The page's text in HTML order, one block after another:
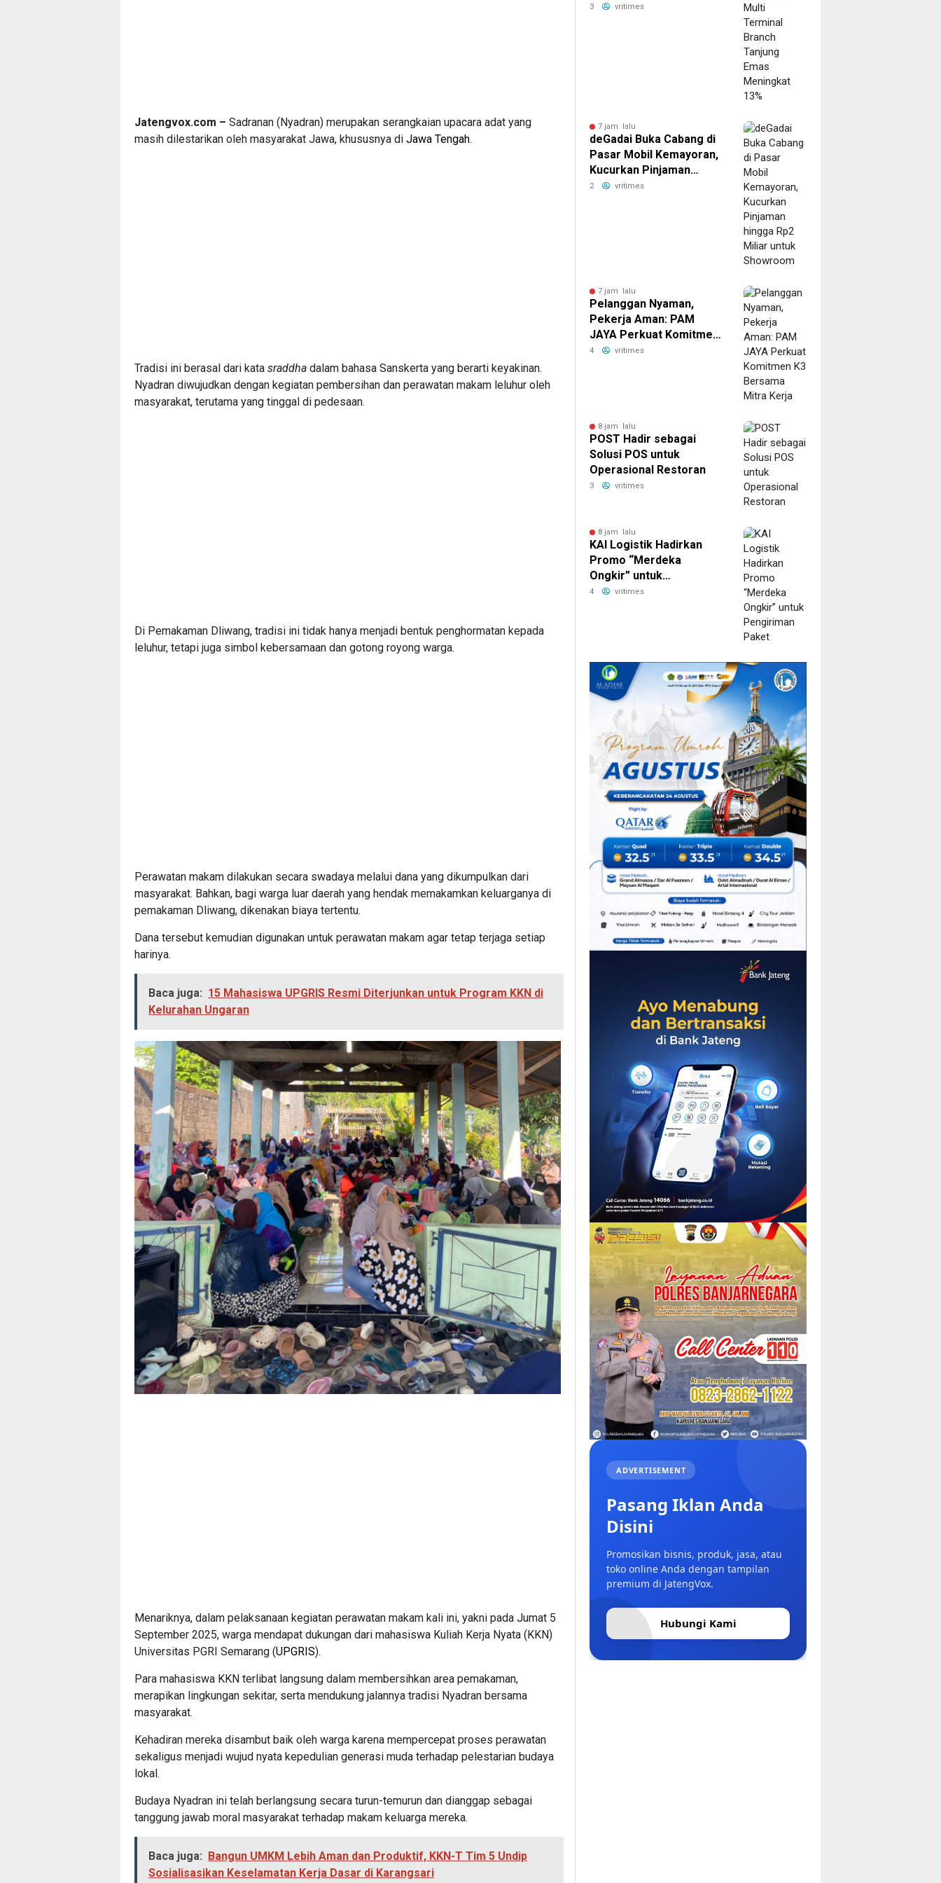
Jatengvox.com – Sadranan (Nyadran) merupakan serangkaian upacara adat yang
masih dilestarikan oleh masyarakat Jawa, khususnya di Jawa Tengah.
Tradisi ini berasal dari kata sraddha dalam bahasa Sanskerta yang berarti keyakinan.
Nyadran diwujudkan dengan kegiatan pembersihan dan perawatan makam leluhur oleh
masyarakat, terutama yang tinggal di pedesaan.
Di Pemakaman Dliwang, tradisi ini tidak hanya menjadi bentuk penghormatan kepada
leluhur, tetapi juga simbol kebersamaan dan gotong royong warga.
Perawatan makam dilakukan secara swadaya melalui dana yang dikumpulkan dari
masyarakat. Bahkan, bagi warga luar daerah yang hendak memakamkan keluarganya di
pemakaman Dliwang, dikenakan biaya tertentu.
Dana tersebut kemudian digunakan untuk perawatan makam agar tetap terjaga setiap
harinya.
Baca juga: 15 Mahasiswa UPGRIS Resmi Diterjunkan untuk Program KKN di
Kelurahan Ungaran
Menariknya, dalam pelaksanaan kegiatan perawatan makam kali ini, yakni pada Jumat 5
September 2025, warga mendapat dukungan dari mahasiswa Kuliah Kerja Nyata (KKN)
Universitas PGRI Semarang (UPGRIS).
Para mahasiswa KKN terlibat langsung dalam membersihkan area pemakaman,
merapikan lingkungan sekitar, serta mendukung jalannya tradisi Nyadran bersama
masyarakat.
Kehadiran mereka disambut baik oleh warga karena mempercepat proses perawatan
sekaligus menjadi wujud nyata kepedulian generasi muda terhadap pelestarian budaya
lokal.
Budaya Nyadran ini telah berlangsung secara turun-temurun dan dianggap sebagai
tanggung jawab moral masyarakat terhadap makam keluarga mereka.
Baca juga: Bangun UMKM Lebih Aman dan Produktif, KKN-T Tim 5 Undip
Sosialisasikan Keselamatan Kerja Dasar di Karangsari
Tanjung Emas Meningkat
3 vritimes
7 jam lalu
deGadai Buka Cabang di
Pasar Mobil Kemayoran,
Kucurkan Pinjaman
hingga Rp2 Miliar untuk
2 vritimes
7 jam lalu
Pelanggan Nyaman,
Pekerja Aman: PAM
JAYA Perkuat Komitmen
K3 Bersama Mitra Kerja
4 vritimes
8 jam lalu
POST Hadir sebagai
Solusi POS untuk
Operasional Restoran
3 vritimes
8 jam lalu
KAI Logistik Hadirkan
Promo “Merdeka
Ongkir” untuk
Pengiriman Paket
4 vritimes
ADVERTISEMENT
Pasang Iklan Anda
Disini
Promosikan bisnis, produk, jasa, atau
toko online Anda dengan tampilan
premium di JatengVox.
Hubungi Kami